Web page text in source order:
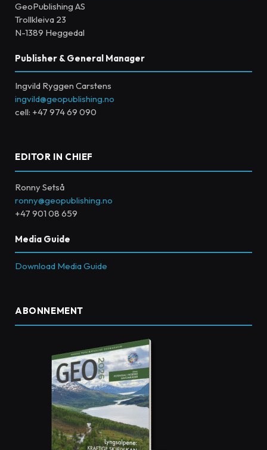
GeoPublishing AS
Trollkleiva 23
N-1389 Heggedal
Publisher & General Manager
Ingvild Ryggen Carstens
ingvild@geopublishing.no
cell: +47 974 69 090
EDITOR IN CHIEF
Ronny Setså
ronny@geopublishing.no
+47 901 08 659
Media Guide
Download Media Guide
ABONNEMENT